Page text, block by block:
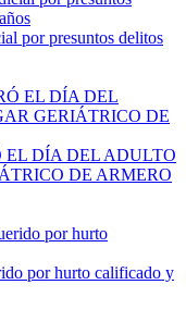
por presuntos delitos
DÍA DEL ADULTO
DE ARMERO
por hurto calificado y